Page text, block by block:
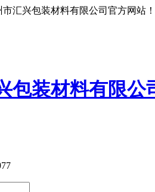
汇兴包装材料有限公司官方网站！